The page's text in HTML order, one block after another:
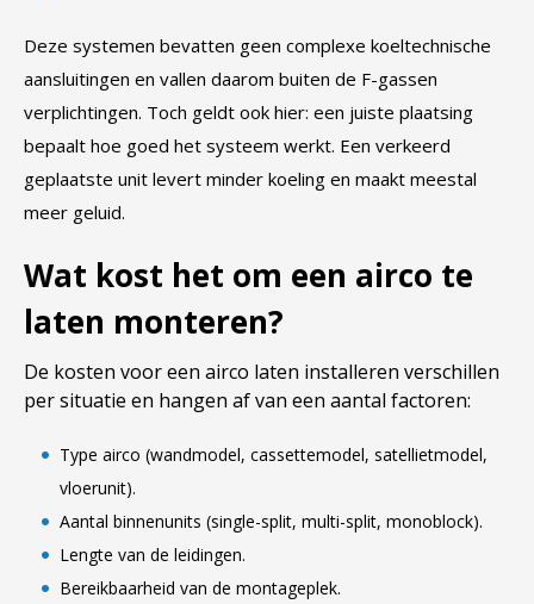
Deze systemen bevatten geen complexe koeltechnische
aansluitingen en vallen daarom buiten de F-gassen
verplichtingen. Toch geldt ook hier: een juiste plaatsing
bepaalt hoe goed het systeem werkt. Een verkeerd
geplaatste unit levert minder koeling en maakt meestal
meer geluid.
Wat kost het om een airco te
laten monteren?
De kosten voor een airco laten installeren verschillen
per situatie en hangen af van een aantal factoren:
Type airco (wandmodel, cassettemodel, satellietmodel,
vloerunit).
Aantal binnenunits (single-split, multi-split, monoblock).
Lengte van de leidingen.
Bereikbaarheid van de montageplek.